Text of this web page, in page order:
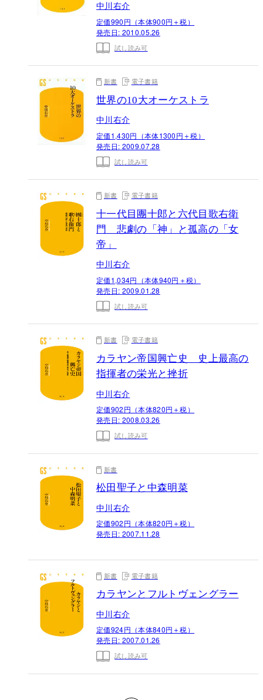
中川右介
定価990円（本体900円＋税）
発売日: 2010.05.26
試し読み可
新書 電子書籍
世界の10大オーケストラ
中川右介
定価1,430円（本体1300円＋税）
発売日: 2009.07.28
試し読み可
新書 電子書籍
十一代目團十郎と六代目歌右衛
門 悲劇の「神」と孤高の「女
帝」
中川右介
定価1,034円（本体940円＋税）
発売日: 2009.01.28
試し読み可
新書 電子書籍
カラヤン帝国興亡史 史上最高の
指揮者の栄光と挫折
中川右介
定価902円（本体820円＋税）
発売日: 2008.03.26
試し読み可
新書
松田聖子と中森明菜
中川右介
定価902円（本体820円＋税）
発売日: 2007.11.28
新書 電子書籍
カラヤンとフルトヴェングラー
中川右介
定価924円（本体840円＋税）
発売日: 2007.01.26
試し読み可